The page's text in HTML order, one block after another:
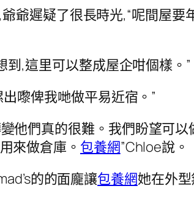
爺遲疑了很長時光,“呢間屋要
,這里可以整成屋企咁個樣。”
嚟俾我哋做平易近宿。”
他們真的很難。我們盼望可
來做倉庫。 包養網”Chloe說。
的的面龐讓包養網她在外